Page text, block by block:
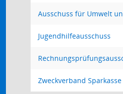
Ausschuss für Umwelt
Jugendhilfeausschuss
Zweckverband